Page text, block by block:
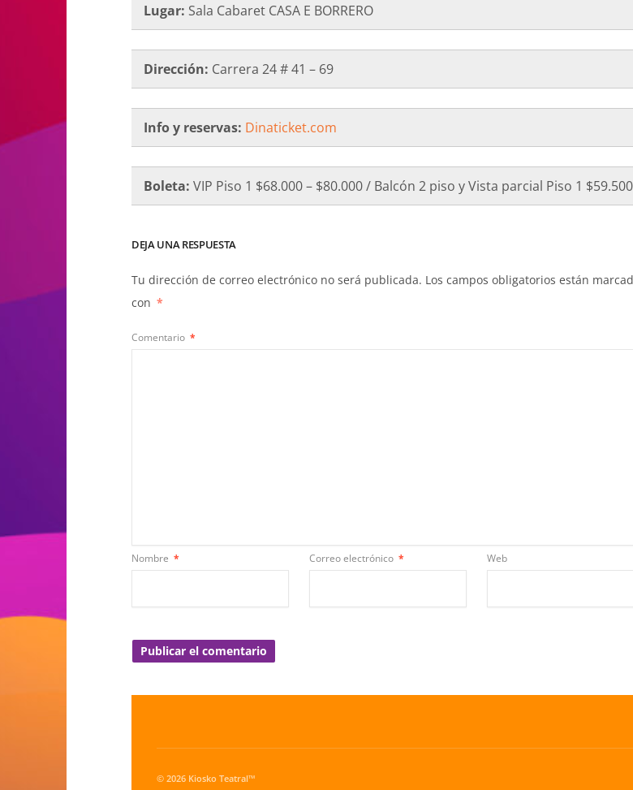
Lugar: Sala Cabaret CASA E BORRERO
Dirección: Carrera 24 # 41 – 69
Info y reservas: Dinaticket.com
Boleta: VIP Piso 1 $68.000 – $80.000 / Balcón 2 piso y Vista parcial Piso 1 $59.500
DEJA UNA RESPUESTA
Tu dirección de correo electrónico no será publicada. Los campos obligatorios están
con *
Comentario *
Nombre * Correo electrónico * Web
© 2026 Kiosko Teatral™